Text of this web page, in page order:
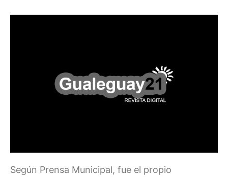
Según Prensa Municipal, fue el propio